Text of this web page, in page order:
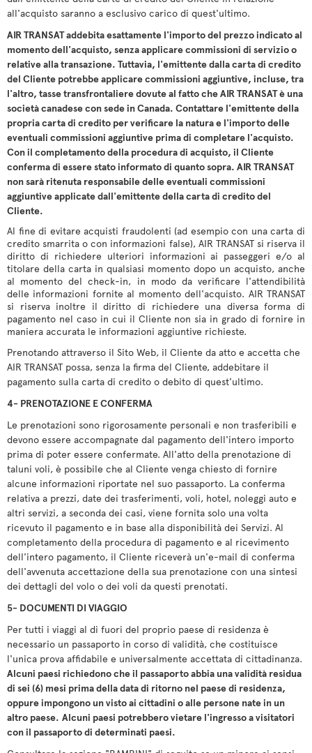
all'acquisto saranno a esclusivo carico di quest'ultimo.
AIR TRANSAT addebita esattamente l'importo del prezzo indicato al
momento dell'acquisto, senza applicare commissioni di servizio o
relative alla transazione. Tuttavia, l'emittente dalla carta di credito
del Cliente potrebbe applicare commissioni aggiuntive, incluse, tra
l'altro, tasse transfrontaliere dovute al fatto che AIR TRANSAT è una
società canadese con sede in Canada. Contattare l'emittente della
propria carta di credito per verificare la natura e l'importo delle
eventuali commissioni aggiuntive prima di completare l'acquisto.
Con il completamento della procedura di acquisto, il Cliente
conferma di essere stato informato di quanto sopra. AIR TRANSAT
non sarà ritenuta responsabile delle eventuali commissioni
aggiuntive applicate dall'emittente della carta di credito del
Cliente.
Al fine di evitare acquisti fraudolenti (ad esempio con una carta di
credito smarrita o con informazioni false), AIR TRANSAT si riserva il
diritto di richiedere ulteriori informazioni ai passeggeri e/o al
titolare della carta in qualsiasi momento dopo un acquisto, anche
al momento del check-in, in modo da verificare l'attendibilità
delle informazioni fornite al momento dell'acquisto. AIR TRANSAT
si riserva inoltre il diritto di richiedere una diversa forma di
pagamento nel caso in cui il Cliente non sia in grado di fornire in
maniera accurata le informazioni aggiuntive richieste.
Prenotando attraverso il Sito Web, il Cliente da atto e accetta che
AIR TRANSAT possa, senza la firma del Cliente, addebitare il
pagamento sulla carta di credito o debito di quest'ultimo.
4- PRENOTAZIONE E CONFERMA
Le prenotazioni sono rigorosamente personali e non trasferibili e
devono essere accompagnate dal pagamento dell'intero importo
prima di poter essere confermate. All'atto della prenotazione di
taluni voli, è possibile che al Cliente venga chiesto di fornire
alcune informazioni riportate nel suo passaporto. La conferma
relativa a prezzi, date dei trasferimenti, voli, hotel, noleggi auto e
altri servizi, a seconda dei casi, viene fornita solo una volta
ricevuto il pagamento e in base alla disponibilità dei Servizi. Al
completamento della procedura di pagamento e al ricevimento
dell'intero pagamento, il Cliente riceverà un'e-mail di conferma
dell'avvenuta accettazione della sua prenotazione con una sintesi
dei dettagli del volo o dei voli da questi prenotati.
5- DOCUMENTI DI VIAGGIO
Per tutti i viaggi al di fuori del proprio paese di residenza è
necessario un passaporto in corso di validità, che costituisce
l'unica prova affidabile e universalmente accettata di cittadinanza.
Alcuni paesi richiedono che il passaporto abbia una validità residua
di sei (6) mesi prima della data di ritorno nel paese di residenza,
oppure impongono un visto ai cittadini o alle persone nate in un
altro paese. Alcuni paesi potrebbero vietare l'ingresso a visitatori
con il passaporto di determinati paesi.